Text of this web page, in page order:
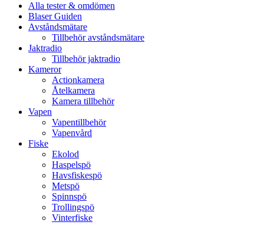
Alla tester & omdömen
Blaser Guiden
Avståndsmätare
Tillbehör avståndsmätare
Jaktradio
Tillbehör jaktradio
Kameror
Actionkamera
Åtelkamera
Kamera tillbehör
Vapen
Vapentillbehör
Vapenvård
Fiske
Ekolod
Haspelspö
Havsfiskespö
Metspö
Spinnspö
Trollingspö
Vinterfiske